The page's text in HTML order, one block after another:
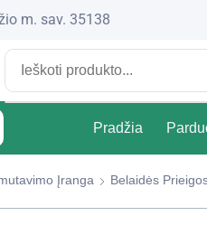
m. sav. 35138
Pradžia
Įranga Belaidės